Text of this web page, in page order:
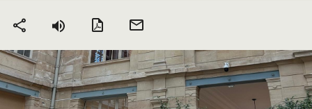
Partager Version PDF